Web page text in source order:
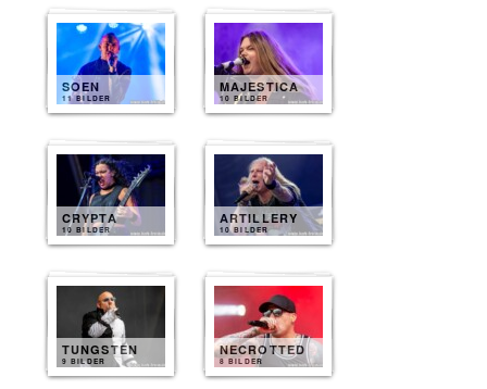
SOEN
11 BILDER
MAJESTICA
10 BILDER
CRYPTA
10 BILDER
ARTILLERY
10 BILDER
TUNGSTEN
9 BILDER
NECROTTED
8 BILDER